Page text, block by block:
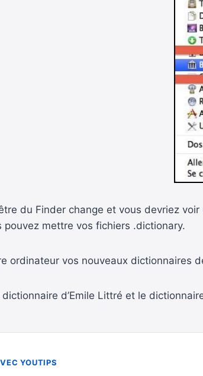
du Finder change et vous devriez voir
pouvez mettre vos fichiers .dictionary.
ordinateur vos nouveaux dictionnaires
d’Emile Littré et le
YOUTIPS